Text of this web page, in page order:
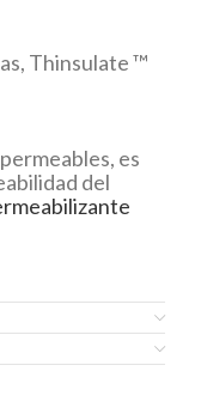
Thinsulate ™
es
del